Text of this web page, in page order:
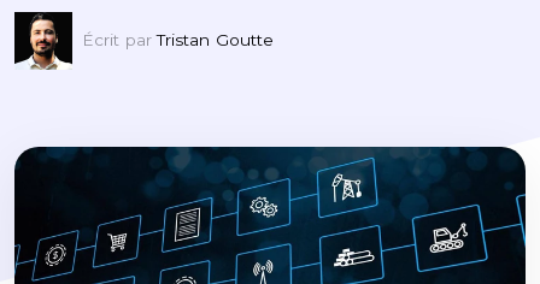
Écrit parTristan Goutte